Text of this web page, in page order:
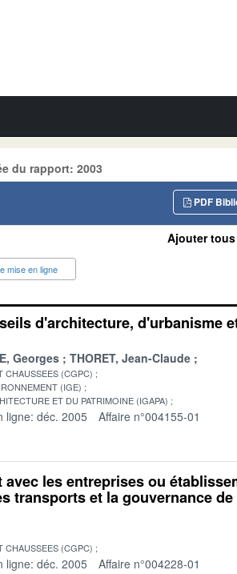
du rapport: 2003
PDF
mise en ligne
Ajouter
d'architecture, d'urbanisme
Georges THORET, Jean-Claude
CHAUSSEES (CGPC)
(IGE)
ET DU PATRIMOINE (IGAPA)
ligne: déc. 2005 Affaire n°004155-01
les entreprises ou
transports et la gouvernance de
CHAUSSEES (CGPC)
ligne: déc. 2005 Affaire n°004228-01